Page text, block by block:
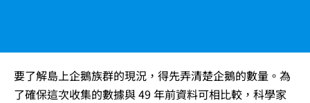
要了解島上企鵝族群的現況，得先弄清楚企鵝的數量。為
了確保這次收集的數據與 49 年前資料可相比較，科學家